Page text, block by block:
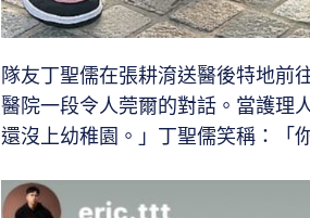
隊友丁聖儒在張耕淯送醫後特地前
醫院一段令人莞爾的對話。當護理
還沒上幼稚園。」丁聖儒笑稱：「